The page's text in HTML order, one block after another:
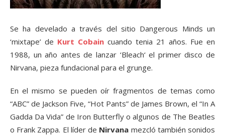
Se ha develado a través del sitio Dangerous Minds un
‘mixtape’ de Kurt Cobain cuando tenia 21 años. Fue en
1988, un año antes de lanzar ‘Bleach‘ el primer disco de
Nirvana, pieza fundacional para el grunge.
En el mismo se pueden oír fragmentos de temas como
“ABC” de Jackson Five, “Hot Pants” de James Brown, el “In A
Gadda Da Vida” de Iron Butterfly o algunos de The Beatles
o Frank Zappa. El líder de Nirvana mezcló también sonidos